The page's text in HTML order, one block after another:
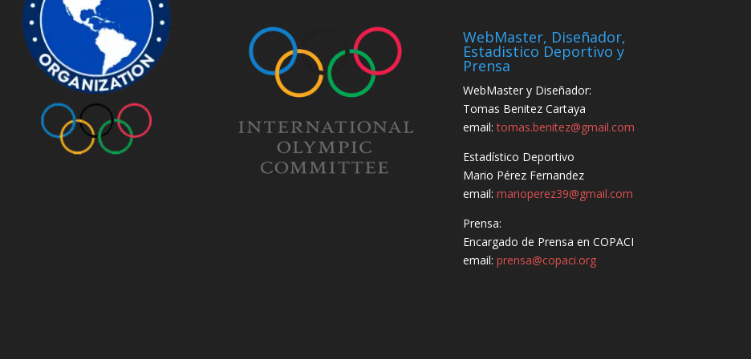
WebMaster, Diseñador,
Estadistico Deportivo y
Prensa
WebMaster y Diseñador:
Tomas Benitez Cartaya
email:tomas.benitez@gmail.com
Estadístico Deportivo
Mario Pérez Fernandez
email:marioperez39@gmail.com
Prensa:
Encargado de Prensa en COPACI
email:prensa@copaci.org